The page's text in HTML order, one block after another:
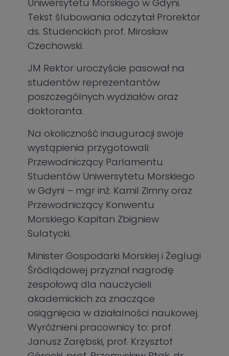
Uniwersytetu Morskiego w Gdyni.
Tekst ślubowania odczytał Prorektor
ds. Studenckich prof. Mirosław
Czechowski.
JM Rektor uroczyście pasował na
studentów reprezentantów
poszczególnych wydziałów oraz
doktoranta.
Na okoliczność inauguracji swoje
wystąpienia przygotowali:
Przewodniczący Parlamentu
Studentów Uniwersytetu Morskiego
w Gdyni – mgr inż. Kamil Zimny oraz
Przewodniczący Konwentu
Morskiego Kapitan Zbigniew
Sulatycki.
Minister Gospodarki Morskiej i Żeglugi
Śródlądowej przyznał nagrodę
zespołową dla nauczycieli
akademickich za znaczące
osiągnięcia w działalności naukowej.
Wyróżnieni pracownicy to: prof.
Janusz Zarębski, prof. Krzysztof